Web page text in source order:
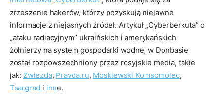
zrzeszenie hakerów, którzy pozyskują niejawne
informacje z niejasnych źródeł. Artykuł „Cyberberkuta” o
„ataku radiacyjnym” ukraińskich i amerykańskich
żołnierzy na system gospodarki wodnej w Donbasie
został rozpowszechniony przez rosyjskie media, takie
jak: Zwiezda, Pravda.ru, Moskiewski Komsomolec,
Tsargrad i inne.